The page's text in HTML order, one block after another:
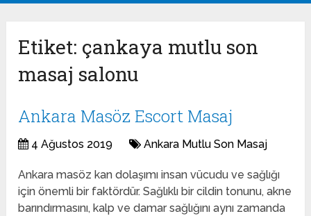
Etiket: çankaya mutlu son
masaj salonu
Ankara Masöz Escort Masaj
4 Ağustos 2019 Ankara Mutlu Son Masaj
Ankara masöz kan dolaşımı insan vücudu ve sağlığı
için önemli bir faktördür. Sağlıklı bir cildin tonunu, akne
barındırmasını, kalp ve damar sağlığını aynı zamanda